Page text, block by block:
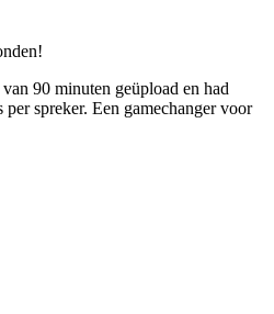
90 minuten geüpload en had
spreker. Een gamechanger voor